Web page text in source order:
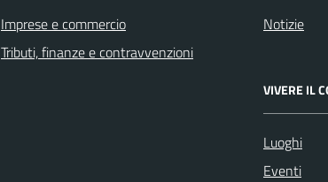
Imprese e commercio
Tributi, finanze e contravvenzioni
Notizie
VIVERE IL
Luoghi
Eventi